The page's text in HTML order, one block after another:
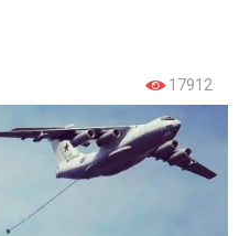
17912